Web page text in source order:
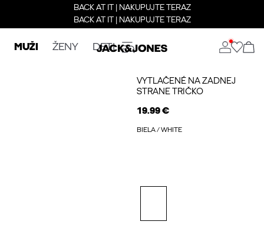
BACK AT IT | NAKUPUJTE TERAZ
BACK AT IT | NAKUPUJTE TERAZ
MUŽI ŽENY DETI
VYTLAČENÉ NA ZADNEJ
STRANE TRIČKO
19.99 €
BIELA / WHITE